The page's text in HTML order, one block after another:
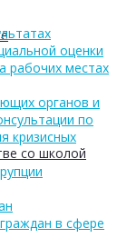
со школой
оценки
рабочих местах
органов и
по
кризисных
в сфере